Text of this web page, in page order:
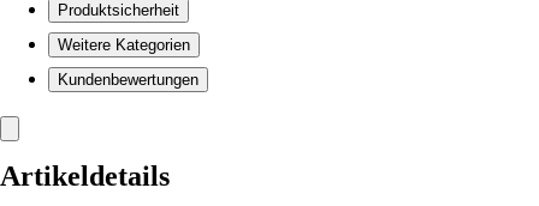
Produktsicherheit
Weitere Kategorien
Kundenbewertungen
Artikeldetails